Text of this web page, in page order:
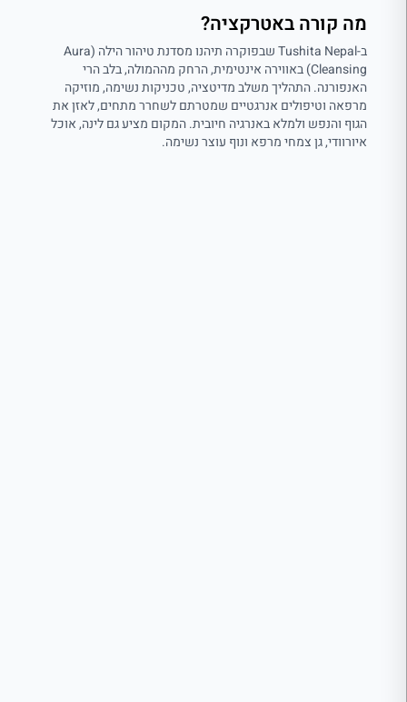
מה קורה באטרקציה?
ב-Tushita Nepal שבפוקרה תיהנו מסדנת טיהור הילה (Aura
Cleansing) באווירה אינטימית, הרחק מההמולה, בלב הרי
האנפורנה. התהליך משלב מדיטציה, טכניקות נשימה, מוזיקה
מרפאה וטיפולים אנרגטיים שמטרתם לשחרר מתחים, לאזן את
הגוף והנפש ולמלא באנרגיה חיובית. המקום מציע גם לינה, אוכל
איורוודי, גן צמחי מרפא ונוף עוצר נשימה.